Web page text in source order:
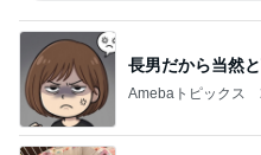
長男だから当然
Amebaトピックス